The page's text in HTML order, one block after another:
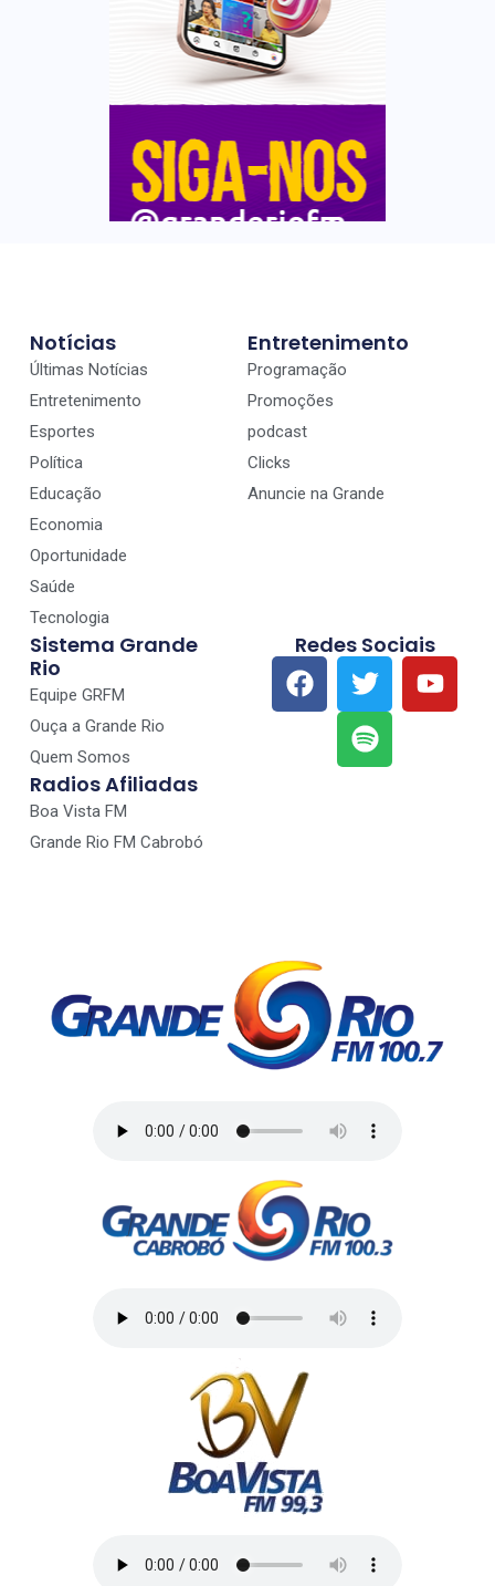
Notícias
Últimas Notícias
Entretenimento
Esportes
Política
Educação
Economia
Oportunidade
Saúde
Tecnologia
Entretenimento
Programação
Promoções
podcast
Clicks
Anuncie na Grande
Sistema Grande
Rio
Equipe GRFM
Ouça a Grande Rio
Quem Somos
Radios Afiliadas
Boa Vista FM
Grande Rio FM Cabrobó
Redes Sociais